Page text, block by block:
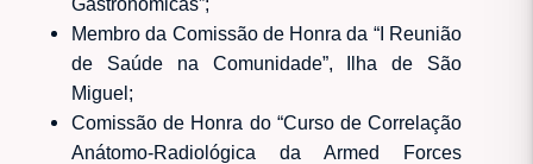
Membro da Comissão de Honra da “I Reunião
de Saúde na Comunidade”, Ilha de São
Miguel;
Comissão de Honra do “Curso de Correlação
Anátomo-Radiológica da Armed Forces